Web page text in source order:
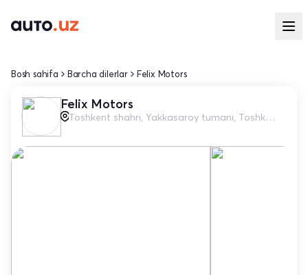
Bosh sahifa Barcha dilerlar Felix Motors
Felix Motors
Toshkent shahri, Yakkasaroy tumani, Toshkent Kichik Halqa yo'li, 87G